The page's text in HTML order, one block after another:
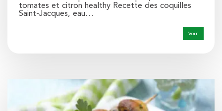
tomates et citron healthy Recette des coquilles
Saint-Jacques, eau…
Voir